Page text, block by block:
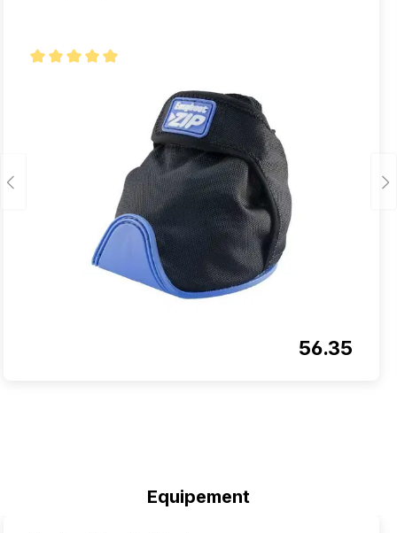
56.35
Equipement